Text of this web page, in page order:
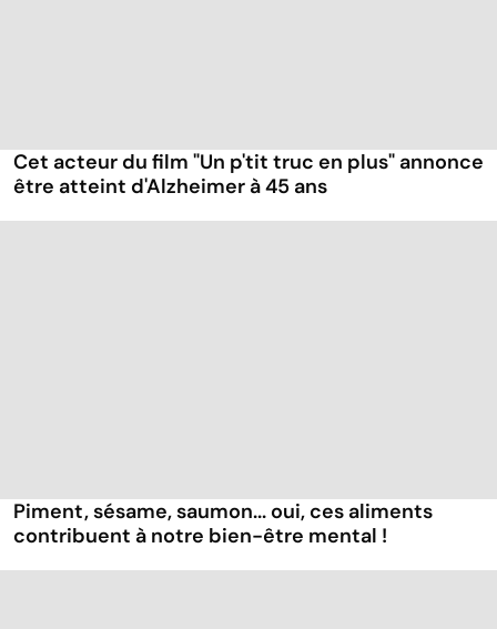
Cet acteur du film "Un p'tit truc en plus" annonce
être atteint d'Alzheimer à 45 ans
Piment, sésame, saumon... oui, ces aliments
contribuent à notre bien-être mental !